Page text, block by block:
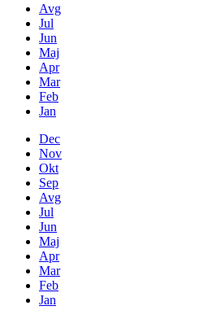
Avg
Jul
Jun
Maj
Apr
Mar
Feb
Jan
Dec
Nov
Okt
Sep
Avg
Jul
Jun
Maj
Apr
Mar
Feb
Jan